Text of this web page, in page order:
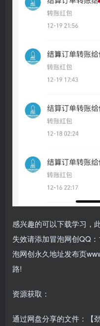
感兴趣的可以下载学习，
失效请添加冒泡网创QQ
泡网创永久地址发布页
路!
资源获取：
通过网盘分享的文件：【